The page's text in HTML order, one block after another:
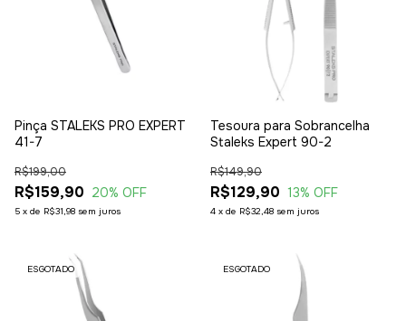
Pinça STALEKS PRO EXPERT
41-7
R$159,90
R$199,00
20% OFF
5 x de R$31,98 sem juros
Tesoura para Sobrancelha
Staleks Expert 90-2
R$129,90
R$149,90
13% OFF
4 x de R$32,48 sem juros
ESGOTADO ESGOTADO